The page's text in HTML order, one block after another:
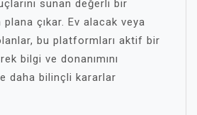
sunan değerli bir
çıkar. Ev alacak veya
bu platformları aktif bir
bilgi ve donanımını
daha bilinçli kararlar